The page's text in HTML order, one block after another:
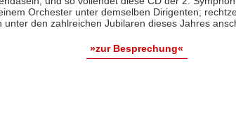
Orchester unter demselben Dirigenten;
unter den zahlreichen Jubilaren dieses Jahres
»zur Besprechung«